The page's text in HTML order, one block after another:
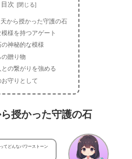
目次
から授かった守護の石
模様を持つアゲート
の神秘的な模様
の贈り物
との繋がりを強める
お守りとして
授かった守護の石
てどんなパワーストーン